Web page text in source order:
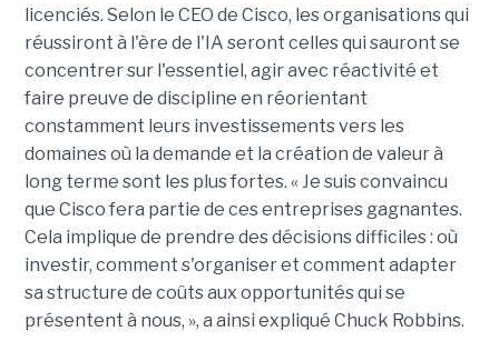
licenciés. Selon le CEO de Cisco, les organisations qui
réussiront à l'ère de l'IA seront celles qui sauront se
concentrer sur l'essentiel, agir avec réactivité et
faire preuve de discipline en réorientant
constamment leurs investissements vers les
domaines où la demande et la création de valeur à
long terme sont les plus fortes. « Je suis convaincu
que Cisco fera partie de ces entreprises gagnantes.
Cela implique de prendre des décisions difficiles : où
investir, comment s'organiser et comment adapter
sa structure de coûts aux opportunités qui se
présentent à nous, », a ainsi expliqué Chuck Robbins.